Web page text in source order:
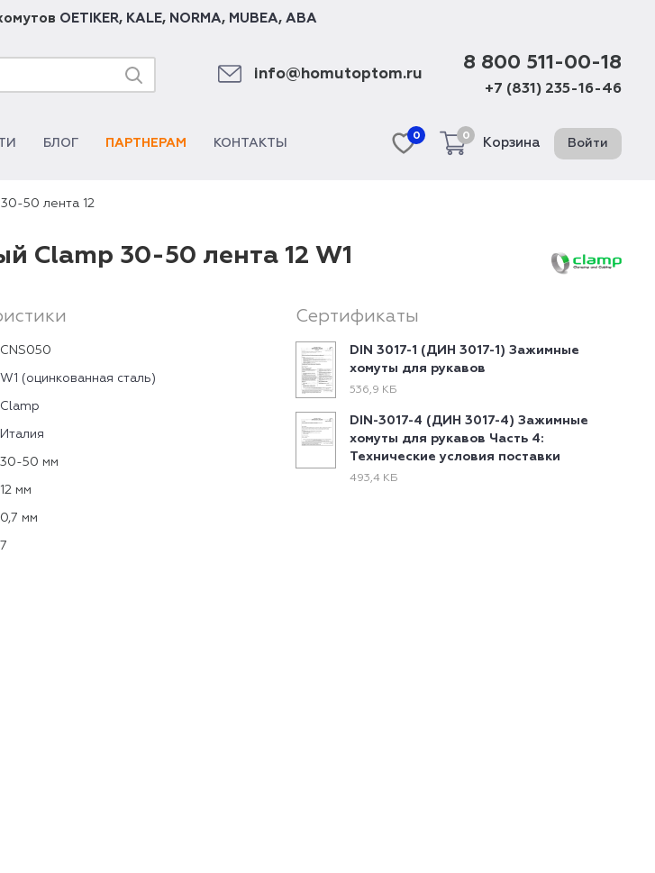
OETIKER, KALE, NORMA, MUBEA, ABA
info@homutoptom.ru
8 800 511-00-18
+7 (831) 235-16-46
БЛОГ ПАРТНЕРАМ КОНТАКТЫ
0 0
Корзина Войти
30-50 лента 12
Clamp 30-50 лента 12 W1
CNS050
W1 (оцинкованная сталь)
Clamp
Италия
30-50 мм
12 мм
0,7 мм
7
Сертификаты
DIN 3017-1 (ДИН 3017-1) Зажимные
хомуты для рукавов
536,9 КБ
DIN-3017-4 (ДИН 3017-4) Зажимные
хомуты для рукавов Часть 4:
Технические условия поставки
493,4 КБ